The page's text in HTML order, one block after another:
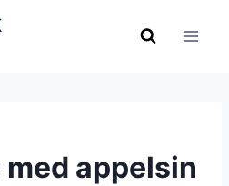
appelsin